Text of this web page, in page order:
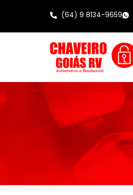
(64) 9 8134-9659